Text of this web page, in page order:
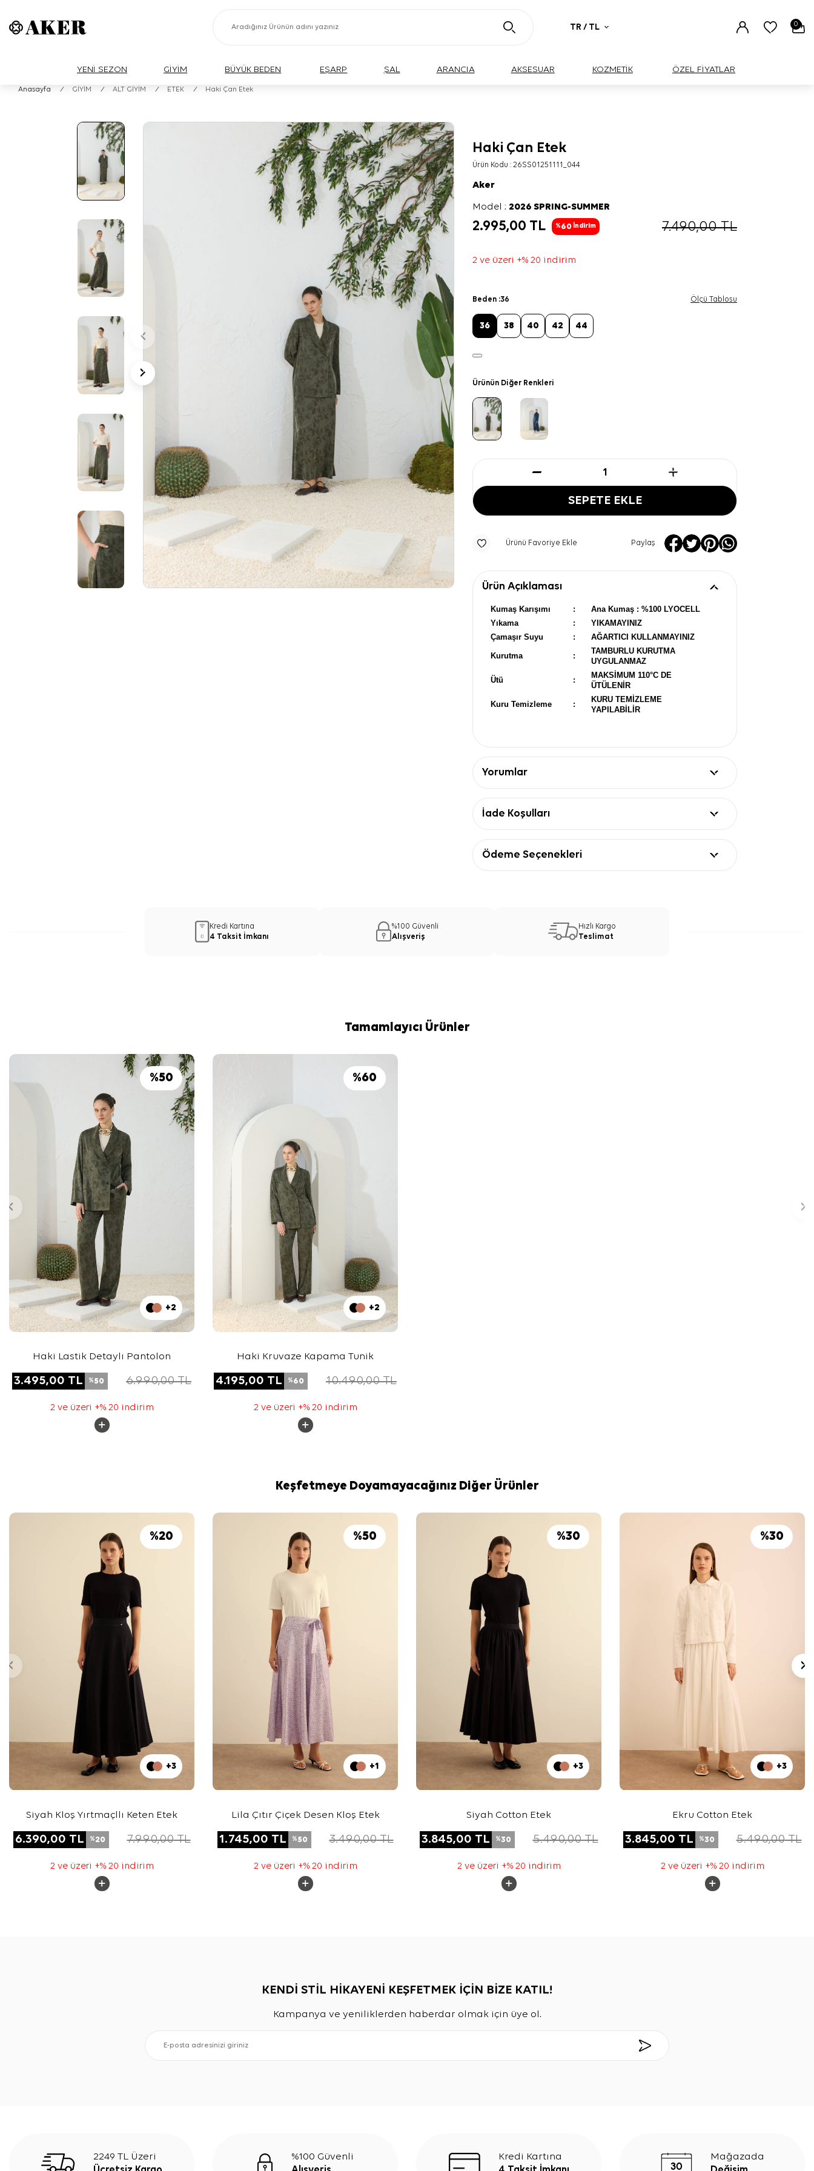
TR / TL 0
YENİ SEZON GİYİM BÜYÜK BEDEN EŞARP ŞAL ARANCIA AKSESUAR KOZMETİK ÖZEL FİYATLAR
Anasayfa / GİYİM / ALT GİYİM / ETEK / Haki Çan Etek
Haki Çan Etek
Ürün Kodu :26SS01251111_044
Aker
Model :2026 SPRING-SUMMER
2.995,00 TL %60 İndirim 7.490,00TL
2 ve üzeri +% 20 indirim
Beden :36 Ölçü Tablosu
36 38 40 42 44
Ürünün Diğer Renkleri
SEPETE EKLE
Ürünü Favoriye Ekle Paylaş
Ürün Açıklaması
Kumaş Karışımı :
Ana Kumaş : %100 LYOCELL
Yıkama
:
YIKAMAYINIZ
Çamaşır Suyu
: AĞARTICI KULLANMAYINIZ
Kurutma :
TAMBURLU KURUTMA
UYGULANMAZ
Ütü :
MAKSİMUM 110°C DE
ÜTÜLENİR
Kuru Temizleme :
KURU TEMİZLEME
YAPILABİLİR
Yorumlar
İade Koşulları
Ödeme Seçenekleri
Kredi Kartına
4 Taksit İmkanı
%100 Güvenli
Alışveriş
Hızlı Kargo
Teslimat
Tamamlayıcı Ürünler
%50
+2
Haki Lastik Detaylı Pantolon
3.495,00 TL %50 6.990,00TL
2 ve üzeri +% 20 indirim
%60
+2
Haki Kruvaze Kapama Tunik
4.195,00 TL %60 10.490,00TL
2 ve üzeri +% 20 indirim
Keşfetmeye Doyamayacağınız Diğer Ürünler
%20
+3
Siyah Kloş Yırtmaçllı Keten Etek
6.390,00 TL %20 7.990,00TL
2 ve üzeri +% 20 indirim
%50
+1
Lila Çıtır Çiçek Desen Kloş Etek
1.745,00 TL %50 3.490,00TL
2 ve üzeri +% 20 indirim
%30
+3
Siyah Cotton Etek
3.845,00 TL %30 5.490,00TL
2 ve üzeri +% 20 indirim
%30
+3
Ekru Cotton Etek
3.845,00 TL %30 5.490,00TL
2 ve üzeri +% 20 indirim
KENDİ STİL HİKAYENİ KEŞFETMEK İÇİN BİZE KATIL!
Kampanya ve yeniliklerden haberdar olmak için üye ol.
2249 TL Üzeri
%100 Güvenli
Kredi Kartına
Mağazada